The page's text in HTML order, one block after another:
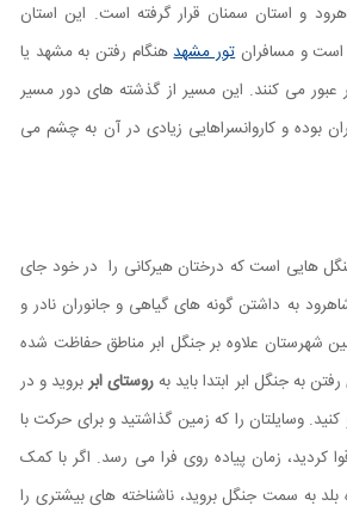
و استان سمنان قرار گرفته است. این استان
است و مسافرانتور مشهدهنگام رفتن به مشهد یا
عبور می کنند. این مسیر از گذشته های دور مسیر
بوده و کاروانسراهایی زیادی در آن به چشم می
هایی است که درختان هیرکانی را در خود جای
به داشتن گونه های گیاهی و جانوران نادر و
علاوه بر جنگل ابر مناطق حفاظت شده
به جنگل ابر ابتدا باید بهروستای ابربروید و در
کنید. وسایلتان را که زمین گذاشتید و برای حرکت با
کردید، زمان پیاده روی فرا می رسد. اگر با کمک
به سمت جنگل بروید، ناشناخته های بیشتری را